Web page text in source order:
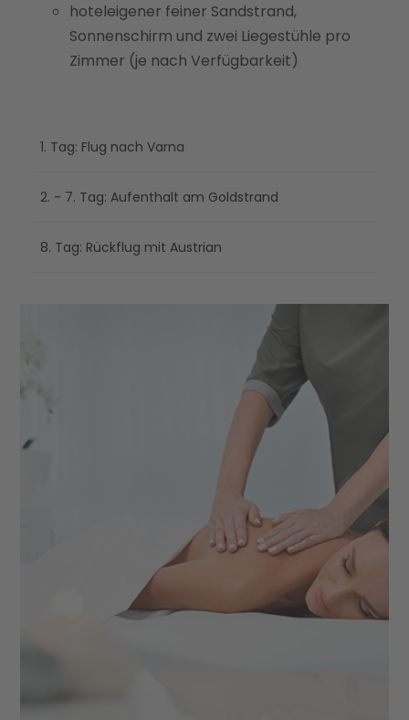
hoteleigener feiner Sandstrand,
Sonnenschirm und zwei Liegestühle pro
Zimmer (je nach Verfügbarkeit)
1. Tag: Flug nach Varna
2. - 7. Tag: Aufenthalt am Goldstrand
8. Tag: Rückflug mit Austrian